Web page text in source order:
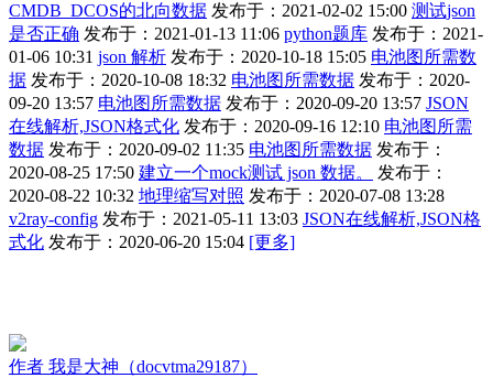
CMDB_DCOS的北向数据 发布于：2021-02-02 15:00 测试json
是否正确 发布于：2021-01-13 11:06 python题库 发布于：2021-
01-06 10:31 json 解析 发布于：2020-10-18 15:05 电池图所需数
据 发布于：2020-10-08 18:32 电池图所需数据 发布于：2020-
09-20 13:57 电池图所需数据 发布于：2020-09-20 13:57 JSON
在线解析,JSON格式化 发布于：2020-09-16 12:10 电池图所需
数据 发布于：2020-09-02 11:35 电池图所需数据 发布于：
2020-08-25 17:50 建立一个mock测试 json 数据。
发布于：
2020-08-22 10:32 地理缩写对照 发布于：2020-07-08 13:28
v2ray-config 发布于：2021-05-11 13:03 JSON在线解析,JSON格
式化 发布于：2020-06-20 15:04 [更多]
作者 我是大神（docvtma29187）